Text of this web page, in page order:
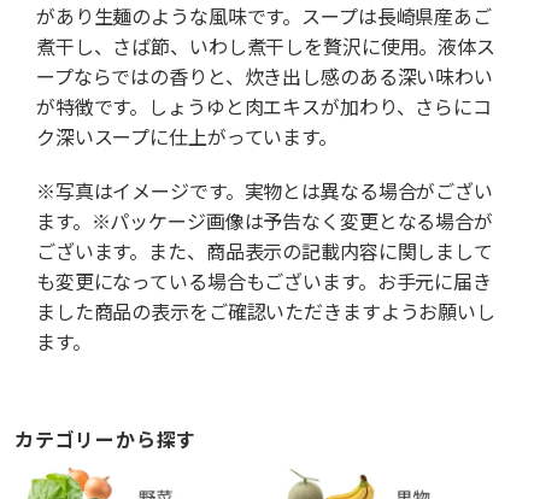
があり生麺のような風味です。スープは長崎県産あご
煮干し、さば節、いわし煮干しを贅沢に使用。液体ス
ープならではの香りと、炊き出し感のある深い味わい
が特徴です。しょうゆと肉エキスが加わり、さらにコ
ク深いスープに仕上がっています。
※写真はイメージです。実物とは異なる場合がござい
ます。※パッケージ画像は予告なく変更となる場合が
ございます。また、商品表示の記載内容に関しまして
も変更になっている場合もございます。お手元に届き
ました商品の表示をご確認いただきますようお願いし
ます。
カテゴリーから探す